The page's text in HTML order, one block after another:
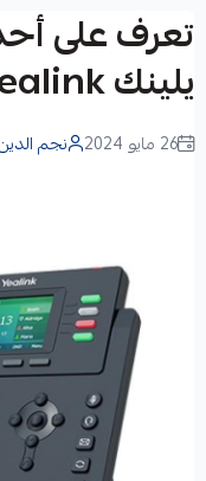
تعرف على
يلينك yealink وتقنياتها المتقدمة
26 مايو 2024 نجم